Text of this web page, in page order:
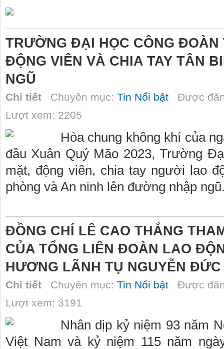
TRƯỜNG ĐẠI HỌC CÔNG ĐOÀN
ĐỘNG VIÊN VÀ CHIA TAY TÂN
NGŨ
Chi tiết Chuyên mục: Tin Nổi bật Được
Lượt xem: 2205
Hòa chung không khí của
đầu Xuân Quý Mão 2023, Trường
mặt, động viên, chia tay người lao
phòng và An ninh lên đường nhập
ĐỒNG CHÍ LÊ CAO THẮNG
CỦA TỔNG LIÊN ĐOÀN LAO
HƯƠNG LÃNH TỤ NGUYỄN
Chi tiết Chuyên mục: Tin Nổi bật Được
Lượt xem: 3191
Nhân dịp kỷ niệm 93 năm
Việt Nam và kỷ niệm 115 năm